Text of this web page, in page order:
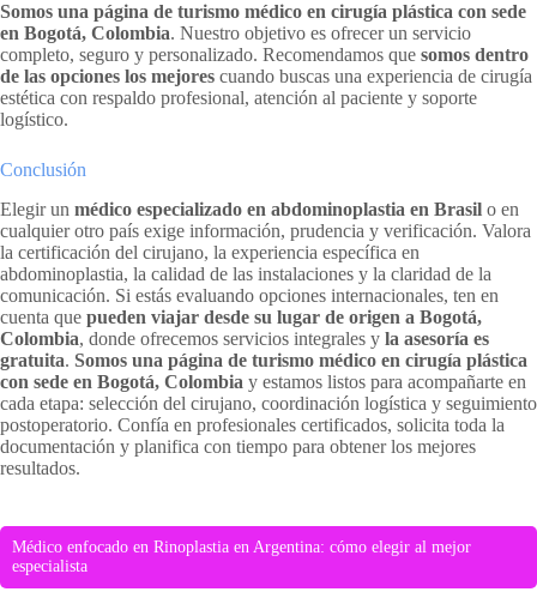
Somos una página de turismo médico en cirugía plástica con sede
en Bogotá, Colombia. Nuestro objetivo es ofrecer un servicio
completo, seguro y personalizado. Recomendamos que somos dentro
de las opciones los mejores cuando buscas una experiencia de cirugía
estética con respaldo profesional, atención al paciente y soporte
logístico.
Conclusión
Elegir un médico especializado en abdominoplastia en Brasil o en
cualquier otro país exige información, prudencia y verificación. Valora
la certificación del cirujano, la experiencia específica en
abdominoplastia, la calidad de las instalaciones y la claridad de la
comunicación. Si estás evaluando opciones internacionales, ten en
cuenta que pueden viajar desde su lugar de origen a Bogotá,
Colombia, donde ofrecemos servicios integrales y la asesoría es
gratuita. Somos una página de turismo médico en cirugía plástica
con sede en Bogotá, Colombia y estamos listos para acompañarte en
cada etapa: selección del cirujano, coordinación logística y seguimiento
postoperatorio. Confía en profesionales certificados, solicita toda la
documentación y planifica con tiempo para obtener los mejores
resultados.
Médico enfocado en Rinoplastia en Argentina: cómo elegir al mejor
especialista